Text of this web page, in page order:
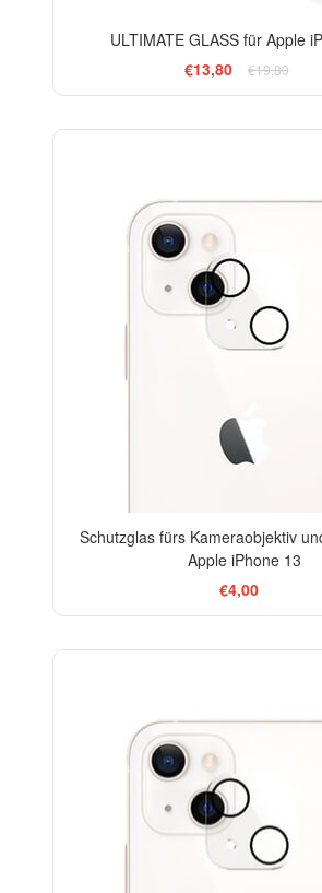
ULTIMATE GLASS für Apple
€13,80
€19,80
Schutzglas fürs Kameraobjektiv
Apple iPhone 13
€4,00